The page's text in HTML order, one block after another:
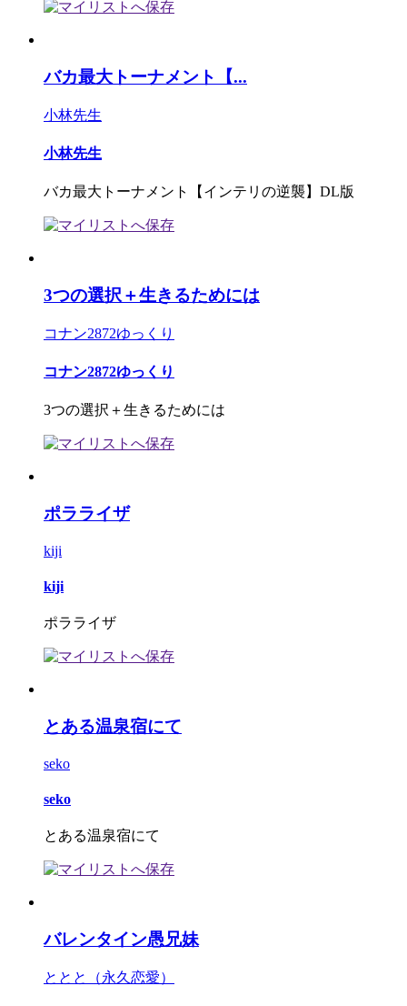
バカ最大トーナメント【...
小林先生
小林先生
バカ最大トーナメント【インテリの逆襲】DL版
3つの選択＋生きるためには
コナン2872ゆっくり
コナン2872ゆっくり
3つの選択＋生きるためには
ポラライザ
kiji
kiji
ポラライザ
とある温泉宿にて
seko
seko
とある温泉宿にて
バレンタイン愚兄妹
ととと（永久恋愛）